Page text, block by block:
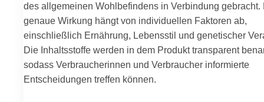
des allgemeinen Wohlbefindens in Verbindung gebracht.
genaue Wirkung hängt von individuellen Faktoren ab,
einschließlich Ernährung, Lebensstil und genetischer
Die Inhaltsstoffe werden in dem Produkt transparent
sodass Verbraucherinnen und Verbraucher informierte
Entscheidungen treffen können.